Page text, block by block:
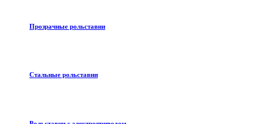
Прозрачные рольставни
Стальные рольставни